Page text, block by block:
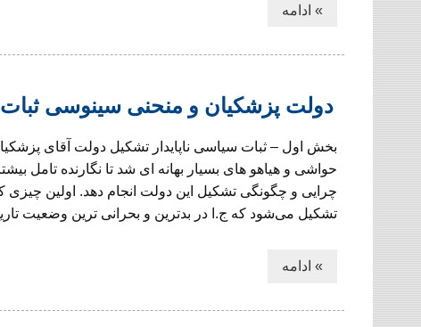
» ادامه
دولت پزشکیان و منحنی سینوسی
بخش اول – ثبات سیاسی ناپایدار تشکیل دولت آقای
حواشی و هیاهو های بسیار بهانه ای شد تا نگارنده تامل
چرایی و چگونگی تشکیل این دولت انجام دهد. اولین
تشکیل می‌شود که ج.ا در بدترین و بحرانی ترین وضعیت تاریخ ۴۵
» ادامه